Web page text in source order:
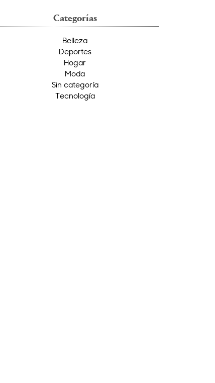
Categorías
Belleza
Deportes
Hogar
Moda
Sin categoría
Tecnología